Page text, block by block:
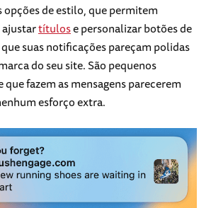
de estilo, que permitem
títulose personalizar botões de
suas notificações pareçam polidas
do seu site. São pequenos
fazem as mensagens parecerem
esforço extra.